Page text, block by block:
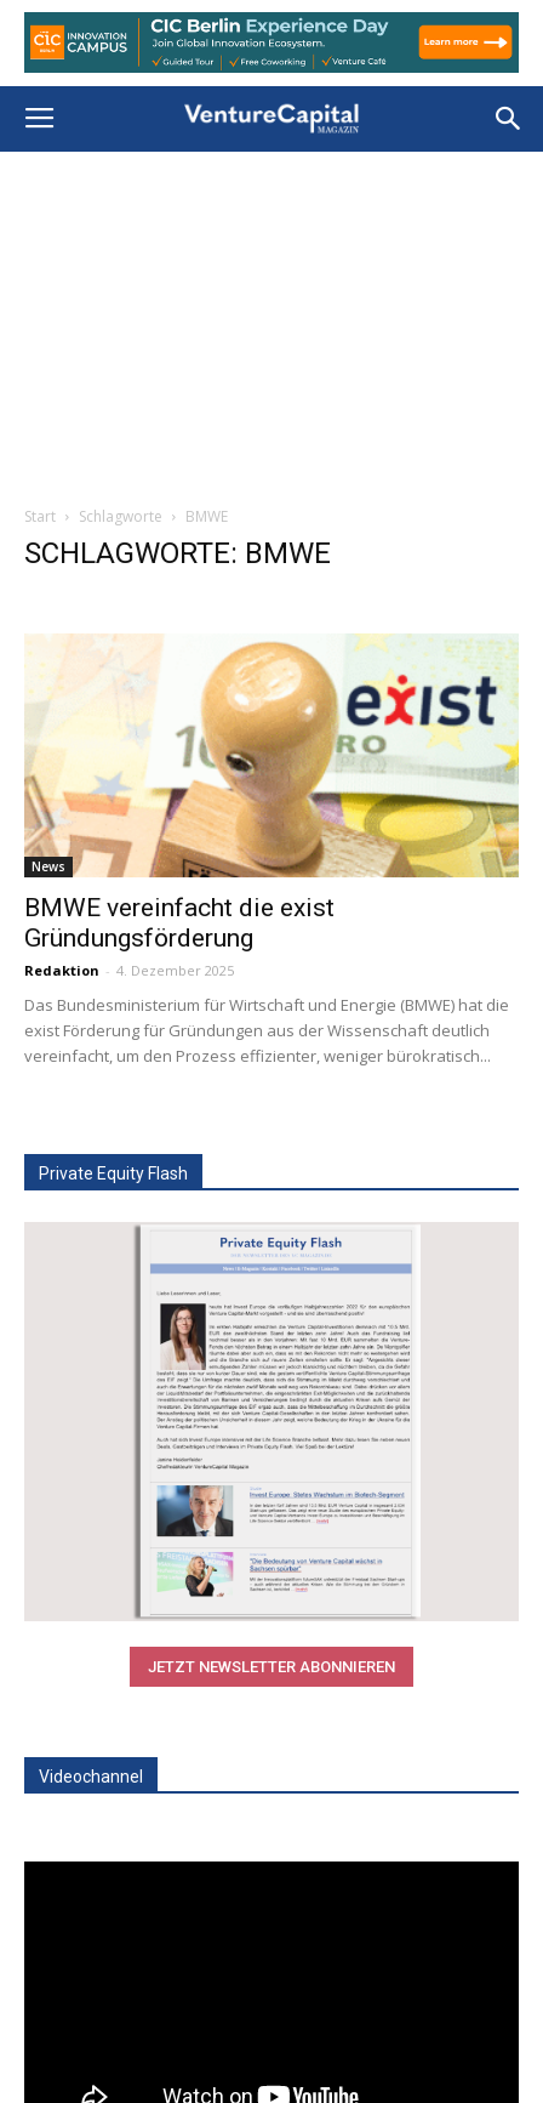
Start Schlagworte BMWE
SCHLAGWORTE: BMWE
News
BMWE vereinfacht die exist
Gründungsförderung
Redaktion - 4. Dezember 2025
Das Bundesministerium für Wirtschaft und Energie (BMWE) hat die
exist Förderung für Gründungen aus der Wissenschaft deutlich
vereinfacht, um den Prozess effizienter, weniger bürokratisch...
Private Equity Flash
JETZT NEWSLETTER ABONNIEREN
Videochannel